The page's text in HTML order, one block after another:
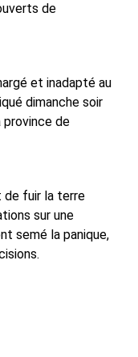
de
et inadapté au
dimanche soir
de
de fuir la terre
sur une
semé la panique,